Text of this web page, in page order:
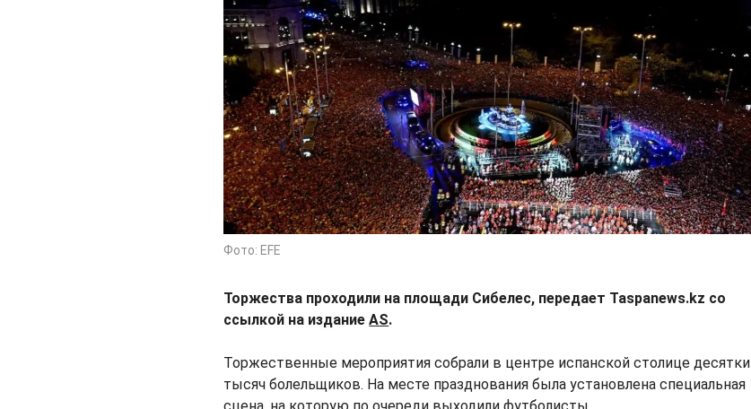
Фото: EFE
Торжества проходили на площади Сибелес, передает Taspanews.kz со
ссылкой на изданиеAS.
Торжественные мероприятия собрали в центре испанской столице десятки
тысяч болельщиков. На месте празднования была установлена специальная